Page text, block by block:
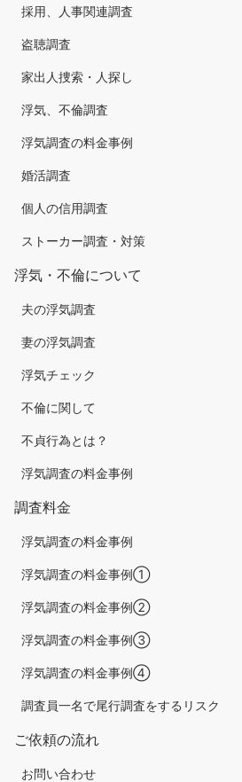
採用、人事関連調査
盗聴調査
家出人捜索・人探し
浮気、不倫調査
浮気調査の料金事例
婚活調査
個人の信用調査
ストーカー調査・対策
浮気・不倫について
夫の浮気調査
妻の浮気調査
浮気チェック
不倫に関して
不貞行為とは？
浮気調査の料金事例
調査料金
浮気調査の料金事例
浮気調査の料金事例①
浮気調査の料金事例②
浮気調査の料金事例③
浮気調査の料金事例④
調査員一名で尾行調査をするリスク
ご依頼の流れ
お問い合わせ